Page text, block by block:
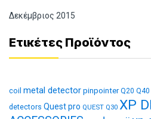
Δεκέμβριος 2015
Ετικέτες Προϊόντος
coil metal detector pinpointer Q20 Q40
detectors Quest pro QUEST Q30 XP